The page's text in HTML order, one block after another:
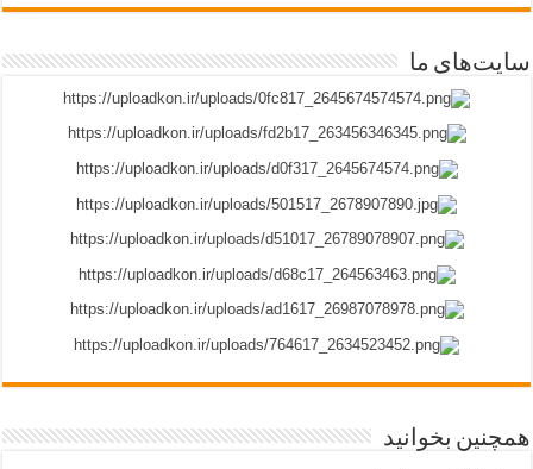
سایت‌های ما
همچنین بخوانید